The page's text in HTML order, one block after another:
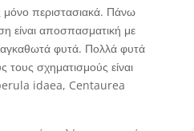
περιστασιακά. Πάνω
είναι αποσπασματική με
φυτά. Πολλά φυτά
τους σχηματισμούς είναι
idaea, Centaurea